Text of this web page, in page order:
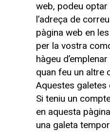
web, podeu
l’adreça de
pàgina web en
per la vostra
hàgeu
quan feu un altre
Aquestes galetes
Si teniu un
en aquesta
una galeta